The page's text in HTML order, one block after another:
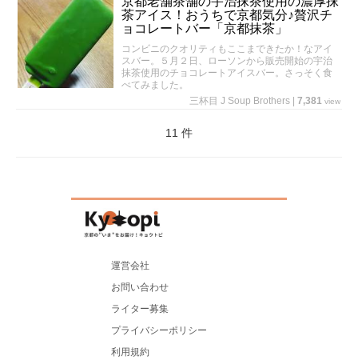
茶アイス！おうちで京都気分♪贅沢チ
ョコレートバー「京都抹茶」
コンビニのクオリティもここまできたか！なアイ
スバー。５月２日、ローソンから販売開始の宇治
抹茶使用のチョコレートアイスバー。さっそく食
べてみました。
三杯目 J Soup Brothers
7,381 view
11 件
運営会社
お問い合わせ
ライター募集
プライバシーポリシー
利用規約